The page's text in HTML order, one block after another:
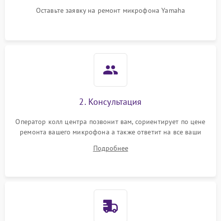
Оставьте заявку на ремонт микрофона Yamaha
2. Консультация
Оператор колл центра позвонит вам, сориентирует по цене
ремонта вашего микрофона а также ответит на все ваши
Подробнее